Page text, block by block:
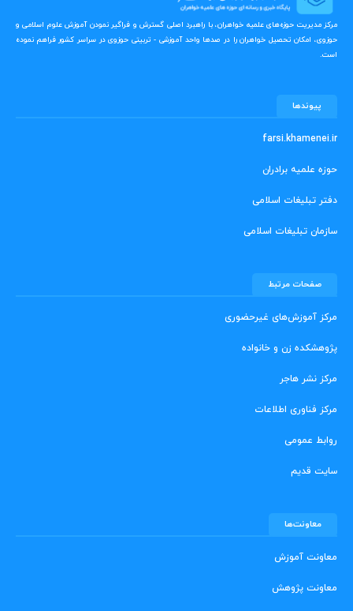
مرکز مدیریت حوزه‌های علمیه خواهران، با راهبرد اصلی گسترش و فراگیر نمودن آموزش علوم اسلامی و
حوزوی، امکان تحصیل خواهران را در صدها واحد آموزشی - تربیتی حوزوی در سراسر کشور فراهم نموده
است.
پیوندها
farsi.khamenei.ir
حوزه علمیه برادران
دفتر تبلیغات اسلامی
سازمان تبلیغات اسلامی
صفحات مرتبط
مرکز آموزش‌های غیرحضوری
پژوهشکده زن و خانواده
مرکز نشر هاجر
مرکز فناوری اطلاعات
روابط عمومی
سایت قدیم
معاونت‌ها
معاونت آموزش
معاونت پژوهش